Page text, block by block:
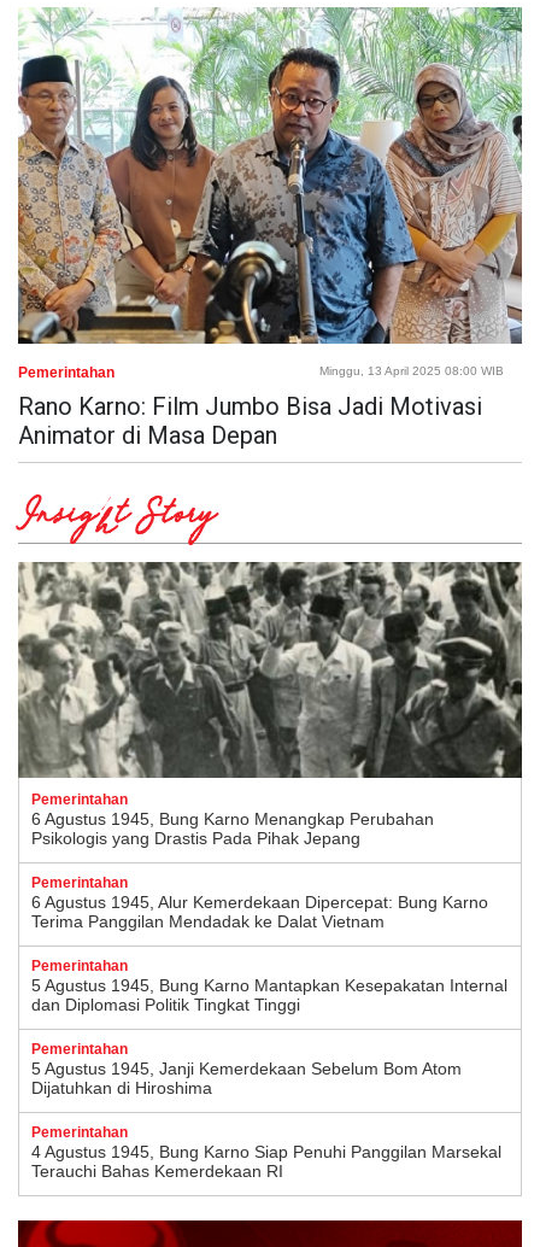
Pemerintahan Minggu, 13 April 2025 08:00 WIB
Rano Karno: Film Jumbo Bisa Jadi Motivasi
Animator di Masa Depan
Insight Story
Pemerintahan
6 Agustus 1945, Bung Karno Menangkap Perubahan
Psikologis yang Drastis Pada Pihak Jepang
Pemerintahan
6 Agustus 1945, Alur Kemerdekaan Dipercepat: Bung Karno
Terima Panggilan Mendadak ke Dalat Vietnam
Pemerintahan
5 Agustus 1945, Bung Karno Mantapkan Kesepakatan Internal
dan Diplomasi Politik Tingkat Tinggi
Pemerintahan
5 Agustus 1945, Janji Kemerdekaan Sebelum Bom Atom
Dijatuhkan di Hiroshima
Pemerintahan
4 Agustus 1945, Bung Karno Siap Penuhi Panggilan Marsekal
Terauchi Bahas Kemerdekaan RI